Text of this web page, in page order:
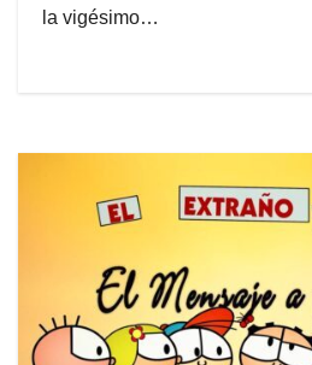
la vigésimo…